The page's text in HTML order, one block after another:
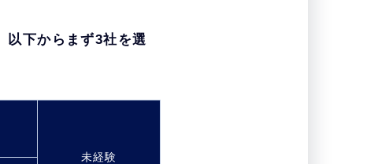
以下からまず3社を選
未経験